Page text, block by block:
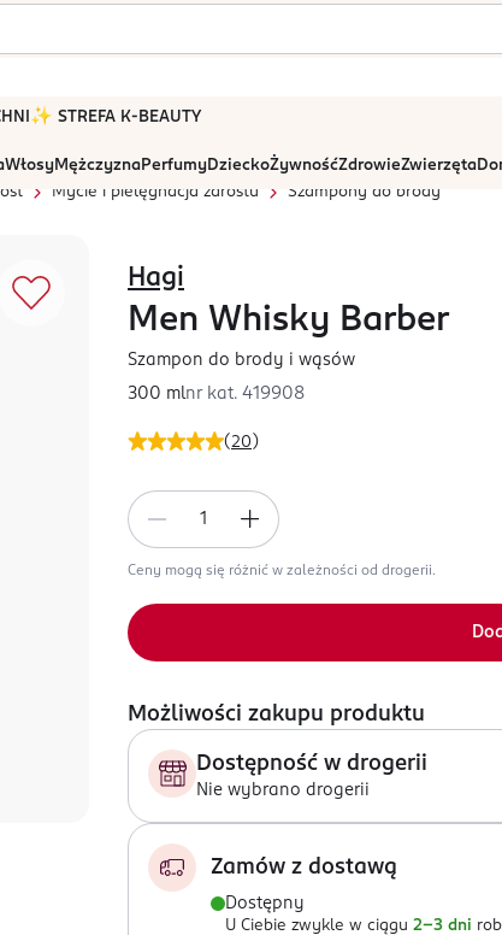
✨ STREFA K-BEAUTY
WłosyMężczyznaPerfumyDzieckoŻywnośćZdrowieZwierzęta
Mycie i pielęgnacja zarostu Szampony do brody
(20 )
Hagi
Men Whisky Barber
Szampon do brody i wąsów
300 mlnr kat. 419908
Ceny mogą się różnić w zależności od drogerii.
Możliwości zakupu produktu
Dostępność w drogerii
Nie wybrano drogerii
Zamów z dostawą
Dostępny
U Ciebie zwykle w ciągu 2-3 dni